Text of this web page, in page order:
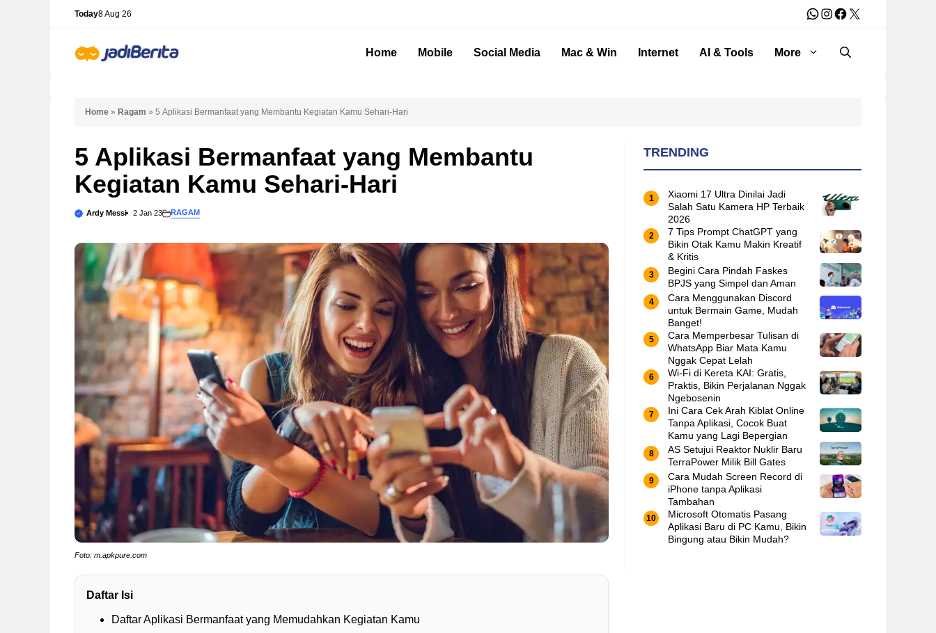
Today8 Aug 26 WhatsApp
Instagram
Facebook
X
Home Mobile Social Media Mac & Win Internet AI & Tools More
Home » Ragam » 5 Aplikasi Bermanfaat yang Membantu Kegiatan Kamu Sehari-Hari
5 Aplikasi Bermanfaat yang Membantu
Kegiatan Kamu Sehari-Hari
Ardy Messi 2 Jan 23 RAGAM
Foto: m.apkpure.com
Daftar Isi
Daftar Aplikasi Bermanfaat yang Memudahkan Kegiatan Kamu
TRENDING
Xiaomi 17 Ultra Dinilai Jadi
Salah Satu Kamera HP Terbaik
2026
7 Tips Prompt ChatGPT yang
Bikin Otak Kamu Makin Kreatif
& Kritis
Begini Cara Pindah Faskes
BPJS yang Simpel dan Aman
Cara Menggunakan Discord
untuk Bermain Game, Mudah
Banget!
Cara Memperbesar Tulisan di
WhatsApp Biar Mata Kamu
Nggak Cepat Lelah
Wi-Fi di Kereta KAI: Gratis,
Praktis, Bikin Perjalanan Nggak
Ngebosenin
Ini Cara Cek Arah Kiblat Online
Tanpa Aplikasi, Cocok Buat
Kamu yang Lagi Bepergian
AS Setujui Reaktor Nuklir Baru
TerraPower Milik Bill Gates
Cara Mudah Screen Record di
iPhone tanpa Aplikasi
Tambahan
Microsoft Otomatis Pasang
Aplikasi Baru di PC Kamu, Bikin
Bingung atau Bikin Mudah?